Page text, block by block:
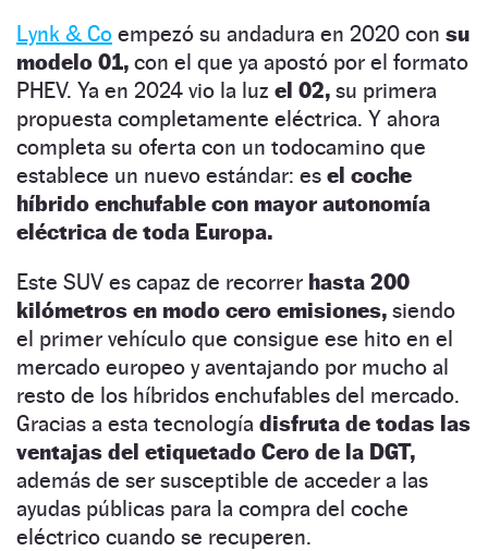
Lynk & Co empezó su andadura en 2020 con su
modelo 01, con el que ya apostó por el formato
PHEV. Ya en 2024 vio la luz el 02, su primera
propuesta completamente eléctrica. Y ahora
completa su oferta con un todocamino que
establece un nuevo estándar: es el coche
híbrido enchufable con mayor autonomía
eléctrica de toda Europa.
Este SUV es capaz de recorrer hasta 200
kilómetros en modo cero emisiones, siendo
el primer vehículo que consigue ese hito en el
mercado europeo y aventajando por mucho al
resto de los híbridos enchufables del mercado.
Gracias a esta tecnología disfruta de todas las
ventajas del etiquetado Cero de la DGT,
además de ser susceptible de acceder a las
ayudas públicas para la compra del coche
eléctrico cuando se recuperen.